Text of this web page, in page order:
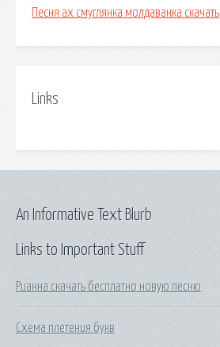
Песня ах смуглянка молдаванка скачать
Links
Links to Important Stuff
Рианна скачать бесплатно новую песню
Схема плетения букв
An Informative Text Blurb